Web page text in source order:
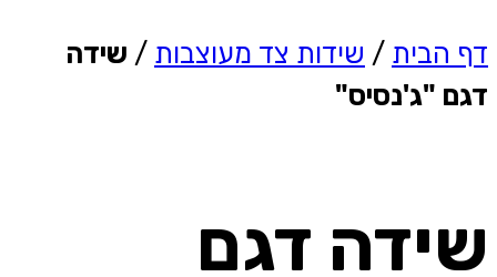
דף הבית / שידות צד מעוצבות / שידה
דגם "ג'נסיס"
שידה דגם